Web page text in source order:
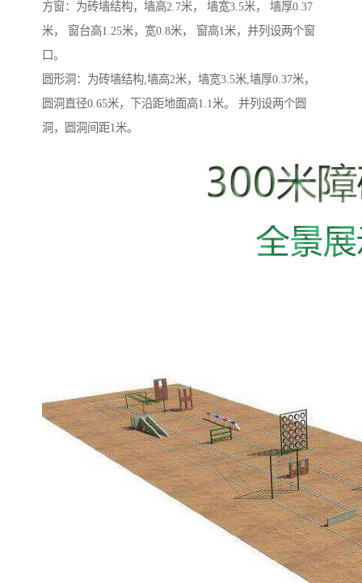
方窗：为砖墙结构，墙高2.7米， 墙宽3.5米， 墙厚0.37
米， 窗台高1.25米，宽0.8米， 窗高1米，并列设两个窗
口。
圆形洞：为砖墙结构,墙高2米，墙宽3.5米,墙厚0.37米，
圆洞直径0.65米，下沿距地面高1.1米。 并列设两个圆
洞，圆洞间距1米。